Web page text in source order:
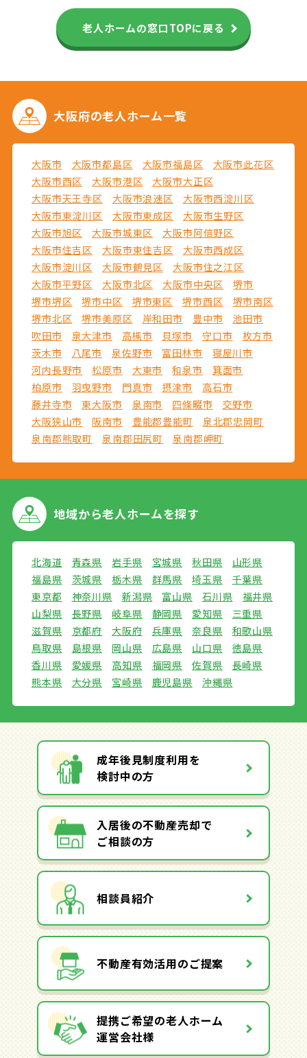
老人ホームの窓口TOPに戻る
大阪府の老人ホーム一覧
大阪市 大阪市都島区 大阪市福島区
大阪市此花区
大阪市西区
大阪市港区
大阪市大正区
大阪市天王寺区
大阪市浪速区
大阪市西淀川区
大阪市東淀川区
大阪市東成区
大阪市生野区
大阪市旭区
大阪市城東区
大阪市阿倍野区
大阪市住吉区
大阪市東住吉区
大阪市西成区
大阪市淀川区
大阪市鶴見区
大阪市住之江区
大阪市平野区
大阪市北区 大阪市中央区
堺市
堺市堺区
堺市中区 堺市東区 堺市西区
堺市南区
堺市北区
堺市美原区 岸和田市 豊中市
池田市
吹田市
泉大津市 高槻市 貝塚市 守口市
枚方市
茨木市
八尾市 泉佐野市 富田林市
寝屋川市
河内長野市
松原市 大東市 和泉市
箕面市
柏原市
羽曳野市 門真市 摂津市
高石市
藤井寺市
東大阪市 泉南市 四條畷市
交野市
大阪狭山市
阪南市 豊能郡豊能町
泉北郡忠岡町
泉南郡熊取町
泉南郡田尻町 泉南郡岬町
地域から老人ホームを探す
北海道 青森県 岩手県 宮城県 秋田県
山形県
福島県
茨城県 栃木県 群馬県 埼玉県
千葉県
東京都
神奈川県 新潟県 富山県 石川県
福井県
山梨県
長野県 岐阜県 静岡県 愛知県
三重県
滋賀県
京都府 大阪府 兵庫県 奈良県
和歌山県
鳥取県
島根県 岡山県 広島県 山口県
徳島県
香川県
愛媛県 高知県 福岡県 佐賀県
長崎県
熊本県
大分県 宮崎県 鹿児島県 沖縄県
成年後見制度利用を
検討中の方
入居後の不動産売却で
ご相談の方
相談員紹介
不動産有効活用のご提案
提携ご希望の老人ホーム
運営会社様